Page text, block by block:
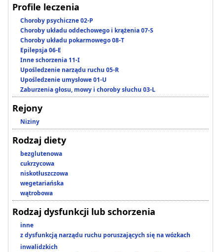
Profile leczenia
Choroby psychiczne 02-P
Choroby układu oddechowego i krążenia 07-S
Choroby układu pokarmowego 08-T
Epilepsja 06-E
Inne schorzenia 11-I
Upośledzenie narządu ruchu 05-R
Upośledzenie umysłowe 01-U
Zaburzenia głosu, mowy i choroby słuchu 03-L
Rejony
Niziny
Rodzaj diety
bezglutenowa
cukrzycowa
niskotłuszczowa
wegetariańska
wątrobowa
Rodzaj dysfunkcji lub schorzenia
inne
z dysfunkcją narządu ruchu poruszających się na wózkach
inwalidzkich